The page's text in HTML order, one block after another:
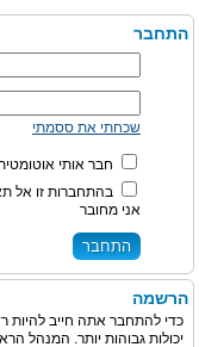
התחבר
שכחתי את ססמתי
חבר אותי
בהתחברות זו אל
אני מחובר
הרשמה
כדי להתחבר אתה חייב
יכולות גבוהות יותר. המנהל